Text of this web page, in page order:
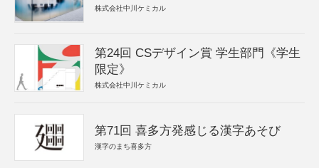
株式会社中川ケミカル
第24回 CSデザイン賞 学生部門《学生
限定》
株式会社中川ケミカル
第71回 喜多方発感じる漢字あそび
漢字のまち喜多方